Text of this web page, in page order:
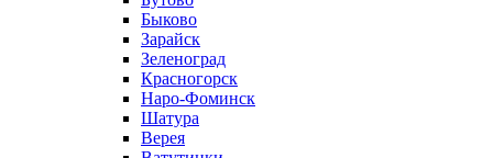
Быково
Зарайск
Зеленоград
Красногорск
Наро-Фоминск
Шатура
Верея